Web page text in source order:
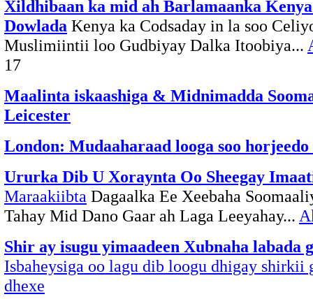
Xildhibaan ka mid ah Barlamaanka
Dowlada Kenya ka Codsaday in la soo
Muslimiintii loo Gudbiyay Dalka Itoobiya...
17
Maalinta iskaashiga & Midnimadda
Leicester
London: Mudaaharaad looga soo
Ururka Dib U Xoraynta Oo Sheegay
Maraakiibta Dagaalka Ee Xeebaha
Tahay Mid Dano Gaar ah Laga Leeyahay...
Shir ay isugu yimaadeen Xubnaha labada
Isbaheysiga oo lagu dib loogu dhigay shirkii
dhexe